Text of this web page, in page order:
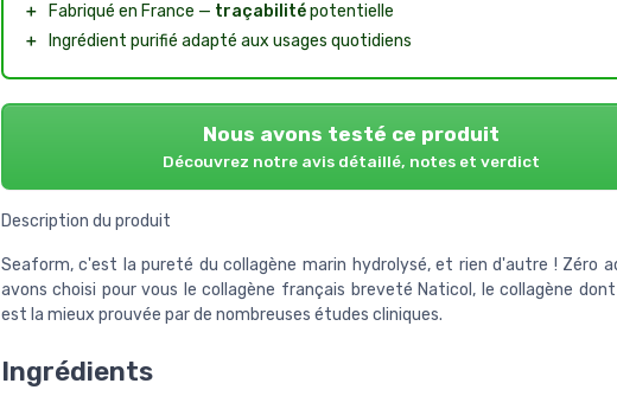
＋
Fabriqué en France — traçabilitépotentielle
＋
Ingrédient purifié adapté aux usages quotidiens
Nous avons testé ce produit
Découvrez notre avis détaillé, notes et verdict
Description du produit
Seaform, c'est la pureté du collagène marin hydrolysé, et rien d'autre ! Zéro
avons choisi pour vous le collagène français breveté Naticol, le collagène
est la mieux prouvée par de nombreuses études cliniques.
Ingrédients